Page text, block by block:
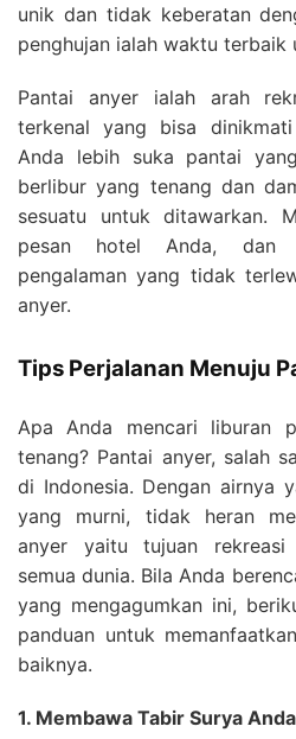
unik dan tidak keberatan
penghujan ialah waktu terbaik
Pantai anyer ialah arah
terkenal yang bisa
Anda lebih suka pantai
berlibur yang tenang dan
sesuatu untuk ditawarkan.
pesan hotel Anda, dan
pengalaman yang tidak
anyer.
Tips Perjalanan Menuju
Apa Anda mencari liburan
tenang? Pantai anyer, salah
di Indonesia. Dengan airnya
yang murni, tidak heran
anyer yaitu tujuan
semua dunia. Bila Anda
yang mengagumkan ini,
panduan untuk
baiknya.
1. Membawa Tabir Surya Anda